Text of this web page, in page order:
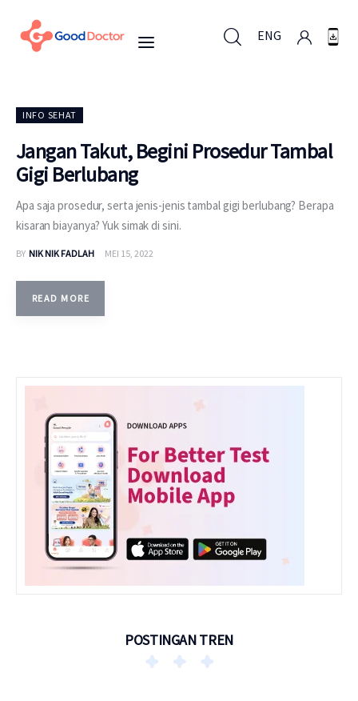
ENG
Untuk Bisnis
Untuk Anda
Mengapa Good Doctor
Berita
INFO SEHAT
Jangan Takut, Begini Prosedur Tambal
Gigi Berlubang
Apa saja prosedur, serta jenis-jenis tambal gigi berlubang? Berapa
kisaran biayanya? Yuk simak di sini.
BY NIK NIK FADLAH MEI 15, 2022
READ MORE
POSTINGAN TREN